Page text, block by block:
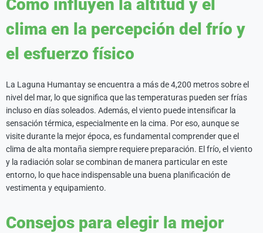
Cómo influyen la altitud y el
clima en la percepción del frío y
el esfuerzo físico
La Laguna Humantay se encuentra a más de 4,200 metros sobre el
nivel del mar, lo que significa que las temperaturas pueden ser frías
incluso en días soleados. Además, el viento puede intensificar la
sensación térmica, especialmente en la cima. Por eso, aunque se
visite durante la mejor época, es fundamental comprender que el
clima de alta montaña siempre requiere preparación. El frío, el viento
y la radiación solar se combinan de manera particular en este
entorno, lo que hace indispensable una buena planificación de
vestimenta y equipamiento.
Consejos para elegir la mejor